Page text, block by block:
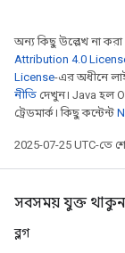
অন্য কিছু উল্লেখ না করা
Attribution 4.0
License-এর অধীনে
নীতি দেখুন। Java হল
ট্রেডমার্ক। কিছু কন্টেন্ট
2025-07-25 UTC-তে
সবসময় যুক্ত থাকুন
ব্লগ